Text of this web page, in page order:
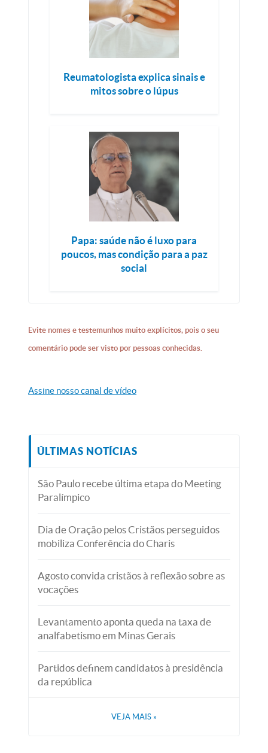
Reumatologista explica sinais e
mitos sobre o lúpus
Papa: saúde não é luxo para
poucos, mas condição para a paz
social
Evite nomes e testemunhos muito explícitos, pois o seu
comentário pode ser visto por pessoas conhecidas.
Assine nosso canal de vídeo
ÚLTIMAS NOTÍCIAS
São Paulo recebe última etapa do Meeting
Paralímpico
Dia de Oração pelos Cristãos perseguidos
mobiliza Conferência do Charis
Agosto convida cristãos à reflexão sobre as
vocações
Levantamento aponta queda na taxa de
analfabetismo em Minas Gerais
Partidos definem candidatos à presidência
da república
VEJA MAIS »